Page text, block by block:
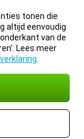
tonen die
altijd eenvoudig
van de
Lees meer